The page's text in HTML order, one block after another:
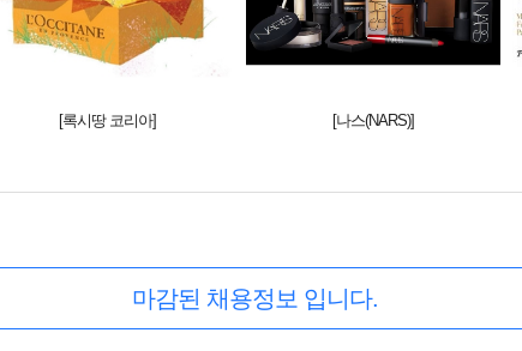
[록시땅 코리아] [나스(NARS)]
마감된 채용정보 입니다.